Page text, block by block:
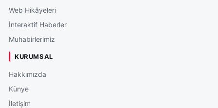
Web Hikâyeleri
İnteraktif Haberler
Muhabirlerimiz
KURUMSAL
Hakkımızda
Künye
İletişim